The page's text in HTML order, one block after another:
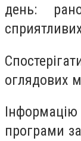
день:
оглядових
програми